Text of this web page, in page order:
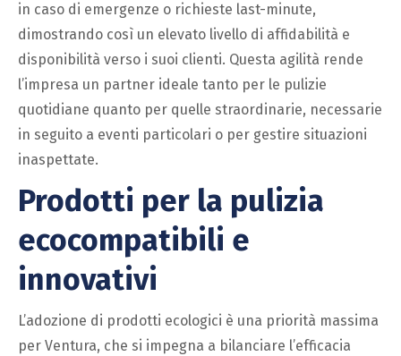
in caso di emergenze o richieste last-minute,
dimostrando così un elevato livello di affidabilità e
disponibilità verso i suoi clienti. Questa agilità rende
l’impresa un partner ideale tanto per le pulizie
quotidiane quanto per quelle straordinarie, necessarie
in seguito a eventi particolari o per gestire situazioni
inaspettate.
Prodotti per la pulizia
ecocompatibili e
innovativi
L’adozione di prodotti ecologici è una priorità massima
per Ventura, che si impegna a bilanciare l’efficacia